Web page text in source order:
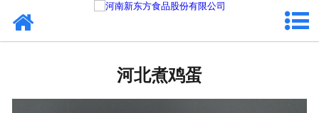
河北煮鸡蛋